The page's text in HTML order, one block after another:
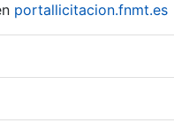
portallicitacion.fnmt.es